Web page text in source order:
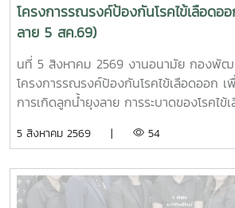
โครงการรณรงค์ป้องกันโรคไข้เลือดอ
ลาย 5 สค.69)
นที่ 5 สิงหาคม 2569 งานอนามัย กองพั
โครงการรณรงค์ป้องกันโรคไข้เลือดออก
การเกิดลูกน้ำยุงลาย การระบาดของโรคไข้
นักศึกษาจิตอาสา ร่วมกันสำรวจทำลายแหล่ง
มหาวิทยาลัยแม่โจ้ ทั้งนี้ได้รับความอนุเครา
กองกายภาพและสิ่งแวดล้อม
5 สิงหาคม 2569 | 54